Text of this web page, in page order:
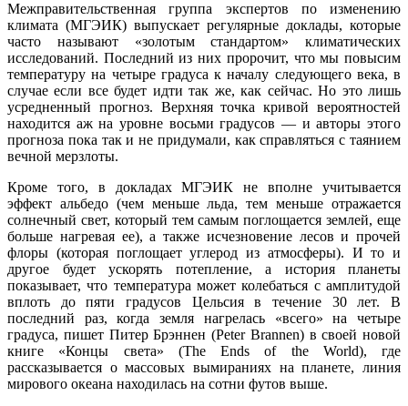
Межправительственная группа экспертов по изменению
климата (МГЭИК) выпускает регулярные доклады, которые
часто называют «золотым стандартом» климатических
исследований. Последний из них пророчит, что мы повысим
температуру на четыре градуса к началу следующего века, в
случае если все будет идти так же, как сейчас. Но это лишь
усредненный прогноз. Верхняя точка кривой вероятностей
находится аж на уровне восьми градусов — и авторы этого
прогноза пока так и не придумали, как справляться с таянием
вечной мерзлоты.
Кроме того, в докладах МГЭИК не вполне учитывается
эффект альбедо (чем меньше льда, тем меньше отражается
солнечный свет, который тем самым поглощается землей, еще
больше нагревая ее), а также исчезновение лесов и прочей
флоры (которая поглощает углерод из атмосферы). И то и
другое будет ускорять потепление, а история планеты
показывает, что температура может колебаться с амплитудой
вплоть до пяти градусов Цельсия в течение 30 лет. В
последний раз, когда земля нагрелась «всего» на четыре
градуса, пишет Питер Брэннен (Peter Brannen) в своей новой
книге «Концы света» (The Ends of the World), где
рассказывается о массовых вымираниях на планете, линия
мирового океана находилась на сотни футов выше.